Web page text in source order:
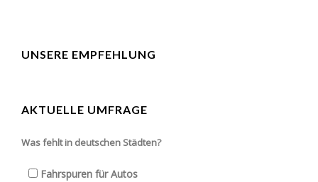
UNSERE EMPFEHLUNG
AKTUELLE UMFRAGE
Was fehlt in deutschen Städten?
Fahrspuren für Autos